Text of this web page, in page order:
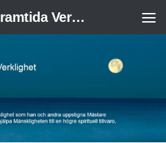
Välkomna till en Ny Framtida Verklighet